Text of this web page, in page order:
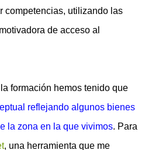
competencias, utilizando las
de acceso al
formación hemos tenido que
reflejando algunos bienes
la zona en la que vivimos. Para
, una herramienta que me